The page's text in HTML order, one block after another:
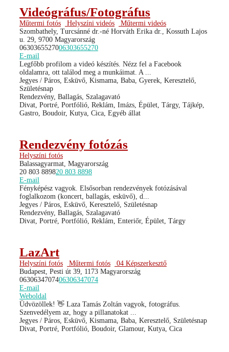
Videógráfus/Fotográfus
Műtermi fotós Helyszíni videós
Műtermi videós
Szombathely, Turcsánné dr.-né Horváth Erika dr., Kossuth Lajos
u. 29, 9700 Magyarország
0630365527006303655270
E-mail
Legfőbb profilom a videó készítés. Nézz fel a Facebook
oldalamra, ott találod meg a munkáimat. A ...
Jegyes / Páros, Esküvő, Kismama, Baba, Gyerek, Keresztelő,
Születésnap
Rendezvény, Ballagás, Szalagavató
Divat, Portré, Portfólió, Reklám, Imázs, Épület, Tárgy, Tájkép,
Gastro, Boudoir, Kutya, Cica, Egyéb állat
Rendezvény fotózás
Helyszíni fotós
Balassagyarmat, Magyarország
20 803 889820 803 8898
E-mail
Fényképész vagyok. Elsősorban rendezvények fotózásával
foglalkozom (koncert, ballagás, esküvő), d...
Jegyes / Páros, Esküvő, Keresztelő, Születésnap
Rendezvény, Ballagás, Szalagavató
Divat, Portré, Portfólió, Reklám, Enteriőr, Épület, Tárgy
LazArt
Helyszíni fotós Műtermi fotós
04 Képszerkesztő
Budapest, Pesti út 39, 1173 Magyarország
0630634707406306347074
E-mail
Weboldal
Üdvözöllek! 👋 Laza Tamás Zoltán vagyok, fotográfus.
Szenvedélyem az, hogy a pillanatokat ...
Jegyes / Páros, Esküvő, Kismama, Baba, Keresztelő, Születésnap
Divat, Portré, Portfólió, Boudoir, Glamour, Kutya, Cica